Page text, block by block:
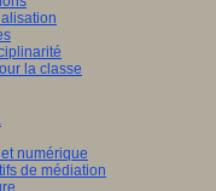
la classe
numérique
de médiation